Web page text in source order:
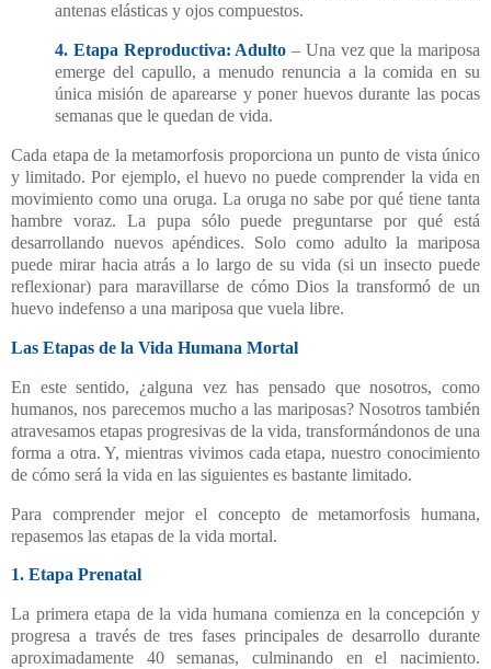
antenas elásticas y ojos compuestos.
4. Etapa Reproductiva: Adulto – Una vez que la mariposa
emerge del capullo, a menudo renuncia a la comida en su
única misión de aparearse y poner huevos durante las pocas
semanas que le quedan de vida.
Cada etapa de la metamorfosis proporciona un punto de vista único
y limitado. Por ejemplo, el huevo no puede comprender la vida en
movimiento como una oruga. La oruga no sabe por qué tiene tanta
hambre voraz. La pupa sólo puede preguntarse por qué está
desarrollando nuevos apéndices. Solo como adulto la mariposa
puede mirar hacia atrás a lo largo de su vida (si un insecto puede
reflexionar) para maravillarse de cómo Dios la transformó de un
huevo indefenso a una mariposa que vuela libre.
Las Etapas de la Vida Humana Mortal
En este sentido, ¿alguna vez has pensado que nosotros, como
humanos, nos parecemos mucho a las mariposas? Nosotros también
atravesamos etapas progresivas de la vida, transformándonos de una
forma a otra. Y, mientras vivimos cada etapa, nuestro conocimiento
de cómo será la vida en las siguientes es bastante limitado.
Para comprender mejor el concepto de metamorfosis humana,
repasemos las etapas de la vida mortal.
1. Etapa Prenatal
La primera etapa de la vida humana comienza en la concepción y
progresa a través de tres fases principales de desarrollo durante
aproximadamente 40 semanas, culminando en el nacimiento.